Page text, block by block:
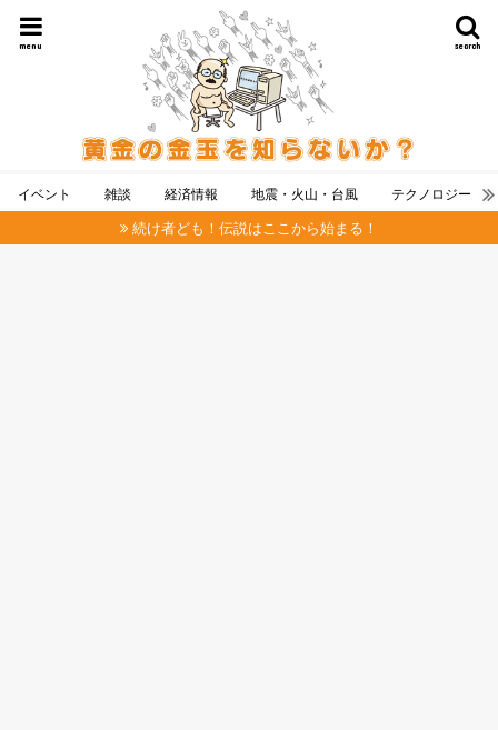
search
menu
イベント 雑談 経済情報 地震・火山・台風 テクノロジー
続け者ども！伝説はここから始まる！